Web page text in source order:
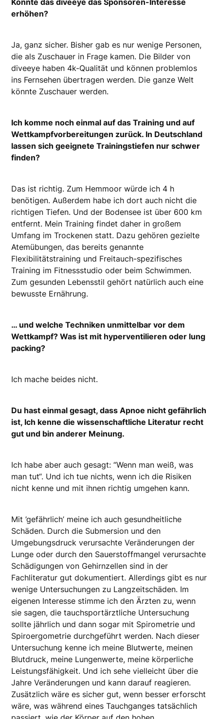
erhöhen?
Ja, ganz sicher. Bisher gab es nur wenige Personen,
die als Zuschauer in Frage kamen. Die Bilder von
diveeye haben 4k-Qualität und können problemlos
ins Fernsehen übertragen werden. Die ganze Welt
könnte Zuschauer werden.
Ich komme noch einmal auf das Training und auf
Wettkampfvorbereitungen zurück. In Deutschland
lassen sich geeignete Trainingstiefen nur schwer
finden?
Das ist richtig. Zum Hemmoor würde ich 4 h
benötigen. Außerdem habe ich dort auch nicht die
richtigen Tiefen. Und der Bodensee ist über 600 km
ent­fernt. Mein Training findet daher in großem
Umfang im Trockenen statt. Dazu gehören gezielte
Atemübungen, das bereits genannte
Flexibilitätstraining und Freitauch-spezifisches
Training im Fitnessstudio oder beim Schwimmen.
Zum gesunden Lebensstil gehört natürlich auch eine
bewusste Ernährung.
… und welche Techniken unmittelbar vor dem
Wettkampf? Was ist mit hyperventilieren oder lung
packing?
Ich mache beides nicht.
Du hast einmal gesagt, dass Apnoe nicht gefährlich
ist, Ich kenne die wissenschaftliche Literatur recht
gut und bin anderer Meinung.
Ich habe aber auch gesagt: “Wenn man weiß, was
man tut“. Und ich tue nichts, wenn ich die Risiken
nicht kenne und mit ihnen richtig umgehen kann.
Mit ’gefährlich’ meine ich auch gesundheitliche
Schäden. Durch die Submersion und den
Umgebungsdruck verursachte Veränderungen der
Lunge oder durch den Sauerstoffmangel verursachte
Schädigungen von Gehirnzellen sind in der
Fachliteratur gut dokumentiert. Allerdings gibt es nur
wenige Untersuchungen zu Langzeitschäden. Im
eigenen Interesse stimme ich den Ärzten zu, wenn
sie sagen, die tauchsportärztliche Untersuchung
sollte jährlich und dann sogar mit Spirometrie und
Spiroergometrie durchgeführt werden. Nach dieser
Untersuchung kenne ich meine Blutwerte, meinen
Blutdruck, meine Lungenwerte, meine körperliche
Leistungsfähigkeit. Und ich sehe vielleicht über die
Jahre Veränderungen und kann darauf reagieren.
Zusätzlich wäre es sicher gut, wenn besser erforscht
wäre, was während eines Tauchganges tatsächlich